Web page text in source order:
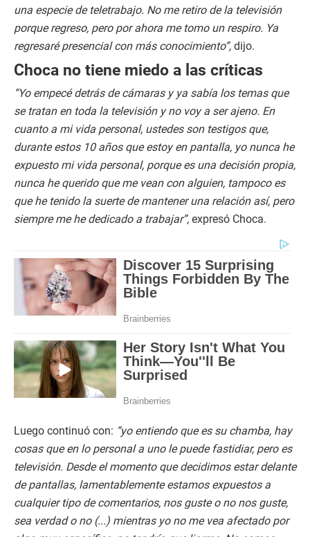
una especie de teletrabajo. No me retiro de la televisión
porque regreso, pero por ahora me tomo un respiro. Ya
regresaré presencial con más conocimiento”, dijo.
Choca no tiene miedo a las críticas
“Yo empecé detrás de cámaras y ya sabía los temas que
se tratan en toda la televisión y no voy a ser ajeno. En
cuanto a mi vida personal, ustedes son testigos que,
durante estos 10 años que estoy en pantalla, yo nunca he
expuesto mi vida personal, porque es una decisión propia,
nunca he querido que me vean con alguien, tampoco es
que he tenido la suerte de mantener una relación así, pero
siempre me he dedicado a trabajar”, expresó Choca.
Luego continuó con: “yo entiendo que es su chamba, hay
cosas que en lo personal a uno le puede fastidiar, pero es
televisión. Desde el momento que decidimos estar delante
de pantallas, lamentablemente estamos expuestos a
cualquier tipo de comentarios, nos guste o no nos guste,
sea verdad o no (...) mientras yo no me vea afectado por